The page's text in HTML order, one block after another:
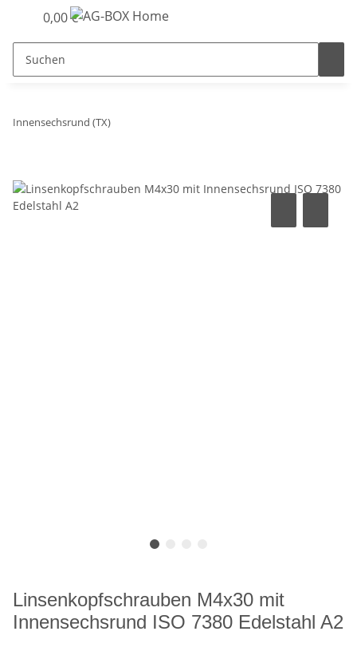
0,00 €
Innensechsrund (TX)
Linsenkopfschrauben M4x30 mit
Innensechsrund ISO 7380 Edelstahl A2